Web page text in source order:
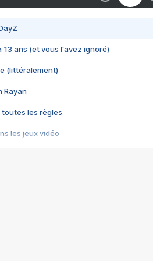
13 ans (et vous l'avez ignoré)
(littéralement)
Rayan
toutes les règles
les jeux vidéo